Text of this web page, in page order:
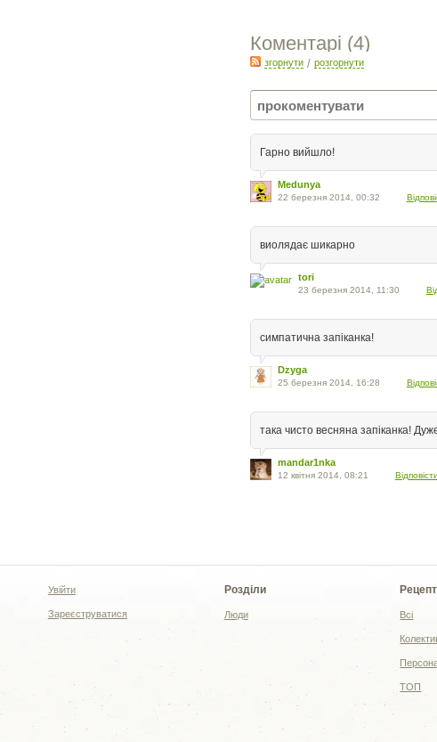
Коментарі (4)
згорнути/ розгорнути
Гарно вийшло!
Medunya
22 березня 2014, 00:32
виолядає шикарно
tori
23 березня 2014, 11:30
симпатична запіканка!
Dzyga
25 березня 2014, 16:28
така чисто весняна запіканка!
mandar1nka
12 квітня 2014, 08:21 Відповісти
Увійти
Зареєструватися
Розділи
Люди Всі
ТОП